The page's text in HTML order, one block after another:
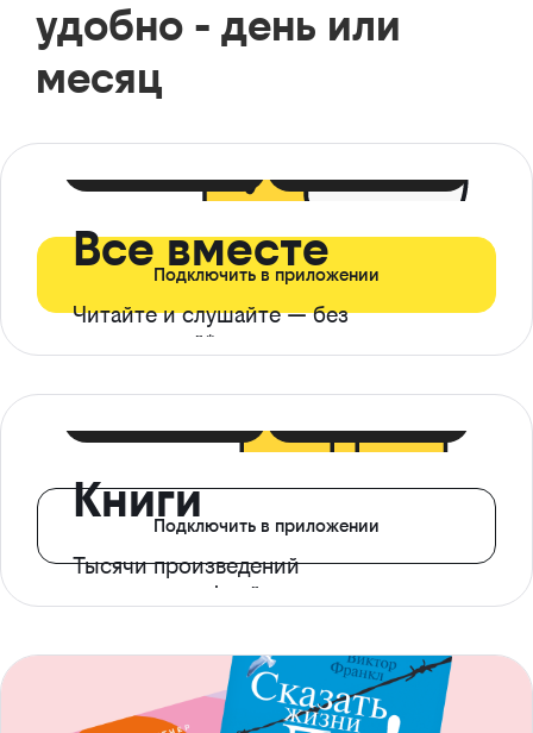
удобно - день или
месяц
Все вместе
Читайте и слушайте — без
ограничений*
Подключить в приложении
Книги
Тысячи произведений
с доступом офлайн
Подключить в приложении